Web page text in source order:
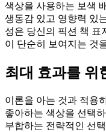
색상을 사용하는 보색
생동감 있고 영향력 있
성은 당신의 픽션 책 표
이 단순히 보여지는 것
최대 효과를 위
이론을 아는 것과 적용
좋아하는 색상을 선택
부합하는 전략적인 선